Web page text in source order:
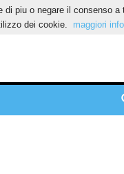
piu o negare il consenso
dei cookie.
maggiori